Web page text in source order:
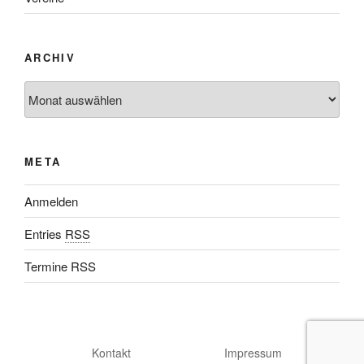
ARCHIV
META
Anmelden
Entries RSS
Termine RSS
Kontakt Impressum